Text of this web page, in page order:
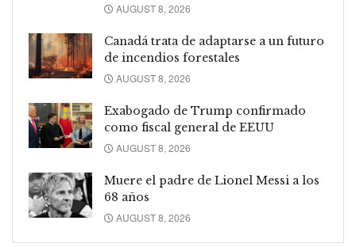
AUGUST 8, 2026
Canadá trata de adaptarse a un futuro
de incendios forestales
AUGUST 8, 2026
Exabogado de Trump confirmado
como fiscal general de EEUU
AUGUST 8, 2026
Muere el padre de Lionel Messi a los
68 años
AUGUST 8, 2026